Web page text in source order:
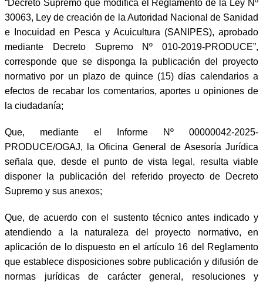
“Decreto Supremo que modifica el Reglamento de la Ley Nº
30063, Ley de creación de la Autoridad Nacional de Sanidad
e Inocuidad en Pesca y Acuicultura (SANIPES), aprobado
mediante Decreto Supremo Nº 010-2019-PRODUCE”,
corresponde que se disponga la publicación del proyecto
normativo por un plazo de quince (15) días calendarios a
efectos de recabar los comentarios, aportes u opiniones de
la ciudadanía;
Que, mediante el Informe Nº 00000042-2025-
PRODUCE/OGAJ, la Oficina General de Asesoría Jurídica
señala que, desde el punto de vista legal, resulta viable
disponer la publicación del referido proyecto de Decreto
Supremo y sus anexos;
Que, de acuerdo con el sustento técnico antes indicado y
atendiendo a la naturaleza del proyecto normativo, en
aplicación de lo dispuesto en el artículo 16 del Reglamento
que establece disposiciones sobre publicación y difusión de
normas jurídicas de carácter general, resoluciones y